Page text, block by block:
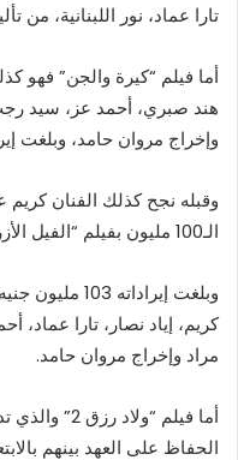
تارا عماد، نور اللبنانية، من
أما فيلم “كيرة والجن” فهو
هند صبري، أحمد عز، سيد
وإخراج مروان حامد، وبلغت إيراداته 119
وقبله نجح كذلك الفنان
الـ100 مليون بفيلم “الفيل الأزرق 2″،
وبلغت
كريم، إياد نصار، تارا عماد،
مراد وإخراج مروان حامد.
أما فيلم
الحفاظ على العهد بينهم